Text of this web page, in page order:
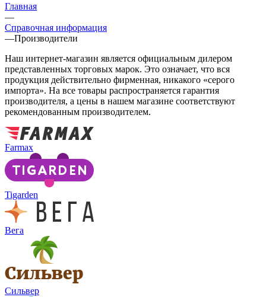
Главная
—
Справочная информация
—Производители
Наш интернет-магазин является официальным дилером
представленных торговых марок. Это означает, что вся
продукция действительно фирменная, никакого «серого
импорта». На все товары распространяется гарантия
производителя, а цены в нашем магазине соответствуют
рекомендованным производителем.
Farmax
Tigarden
Вега
Сильвер